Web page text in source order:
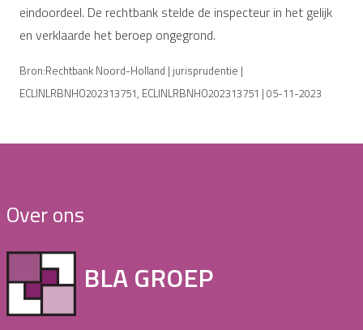
eindoordeel. De rechtbank stelde de inspecteur in het gelijk
en verklaarde het beroep ongegrond.
Bron:Rechtbank Noord-Holland | jurisprudentie |
ECLINLRBNHO202313751, ECLINLRBNHO202313751 | 05-11-2023
Over ons
BLA GROEP